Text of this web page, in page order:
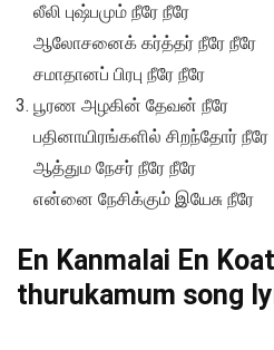
லீலி புஷ்பமும் நீரே நீரே
ஆலோசனைக் கர்த்தர் நீரே நீரே
சமாதானப் பிரபு நீரே நீரே
பூரண அழகின் தேவன் நீரே
பதினாயிரங்களில் சிறந்தோர் நீரே
ஆத்தும நேசர் நீரே நீரே
என்னை நேசிக்கும் இயேசு நீரே
En Kanmalai En
thurukamum song